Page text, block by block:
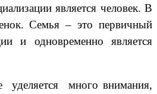
является человек. В
Семья – это первичный
и одновременно является
много внимания,